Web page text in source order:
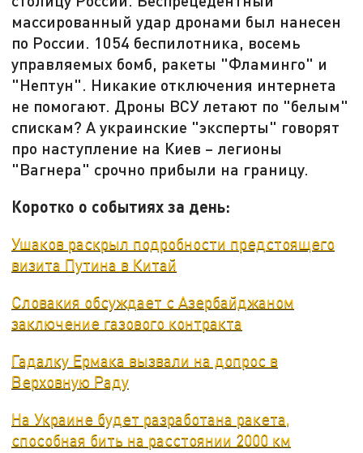
массированный удар дронами был нанесен
по России. 1054 беспилотника, восемь
управляемых бомб, ракеты "Фламинго" и
"Нептун". Никакие отключения интернета
не помогают. Дроны ВСУ летают по "белым"
спискам? А украинские "эксперты" говорят
про наступление на Киев – легионы
"Вагнера" срочно прибыли на границу.
Коротко о событиях за день:
Ушаков раскрыл подробности предстоящего
визита Путина в Китай
Словакия обсуждает с Азербайджаном
заключение газового контракта
Гадалку Ермака вызвали на допрос в
Верховную Раду
На Украине будет разработана ракета,
способная бить на расстоянии 2000 км